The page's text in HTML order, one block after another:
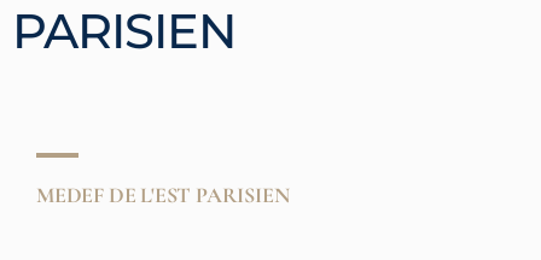
PARISIEN
MEDEF DE L'EST PARISIEN